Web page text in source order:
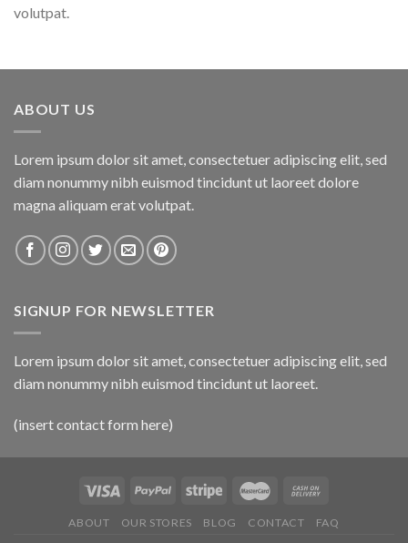
volutpat.
ABOUT US
Lorem ipsum dolor sit amet, consectetuer adipiscing elit, sed
diam nonummy nibh euismod tincidunt ut laoreet dolore
magna aliquam erat volutpat.
SIGNUP FOR NEWSLETTER
Lorem ipsum dolor sit amet, consectetuer adipiscing elit, sed
diam nonummy nibh euismod tincidunt ut laoreet.
(insert contact form here)
ABOUT OUR STORES BLOG CONTACT FAQ